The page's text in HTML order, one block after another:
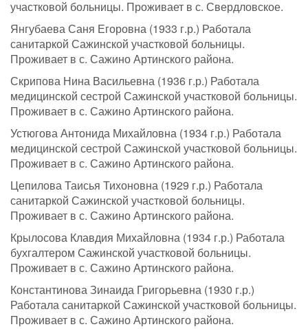
участковой больницы. Проживает в с. Свердловское.
Янгубаева Саня Егоровна (1933 г.р.) Работала
санитаркой Сажинской участковой больницы.
Проживает в с. Сажино Артинского района.
Скрипова Нина Васильевна (1936 г.р.) Работала
медицинской сестрой Сажинской участковой больницы.
Проживает в с. Сажино Артинского района.
Устюгова Антонида Михайловна (1934 г.р.) Работала
медицинской сестрой Сажинской участковой больницы.
Проживает в с. Сажино Артинского района.
Цепилова Таисья Тихоновна (1929 г.р.) Работала
санитаркой Сажинской участковой больницы.
Проживает в с. Сажино Артинского района.
Крылосова Клавдия Михайловна (1934 г.р.) Работала
бухгалтером Сажинской участковой больницы.
Проживает в с. Сажино Артинского района.
Константинова Зинаида Григорьевна (1930 г.р.)
Работала санитаркой Сажинской участковой больницы.
Проживает в с. Сажино Артинского района.